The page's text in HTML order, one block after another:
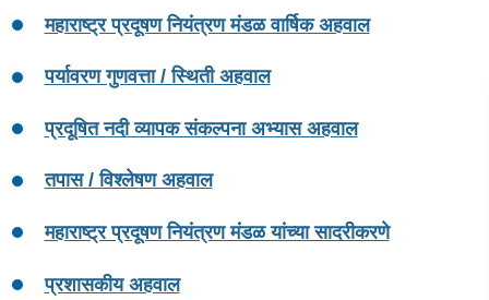
महाराष्ट्र प्रदूषण नियंत्रण मंडळ वार्षिक अहवाल
पर्यावरण गुणवत्ता / स्थिती अहवाल
प्रदूषित नदी व्यापक संकल्पना अभ्यास अहवाल
तपास / विश्लेषण अहवाल
महाराष्ट्र प्रदूषण नियंत्रण मंडळ यांच्या सादरीकरणे
प्रशासकीय अहवाल